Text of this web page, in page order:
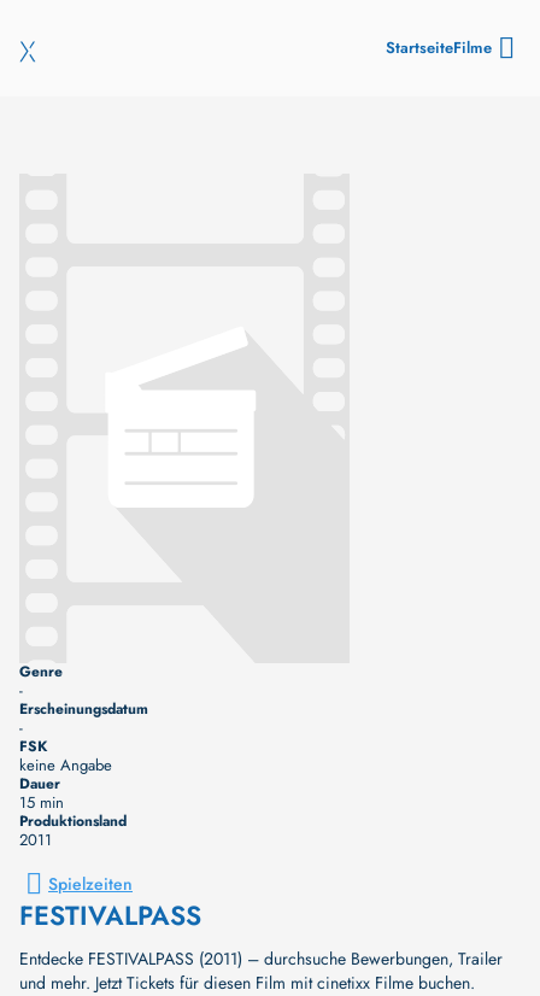
StartseiteFilme
Genre
-
Erscheinungsdatum
-
FSK
keine Angabe
Dauer
15 min
Produktionsland
2011
Spielzeiten
FESTIVALPASS
Entdecke FESTIVALPASS (2011) – durchsuche Bewerbungen, Trailer
und mehr. Jetzt Tickets für diesen Film mit cinetixx Filme buchen.